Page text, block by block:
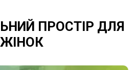
ПРОСТІР ДЛЯ
ЖІНОК